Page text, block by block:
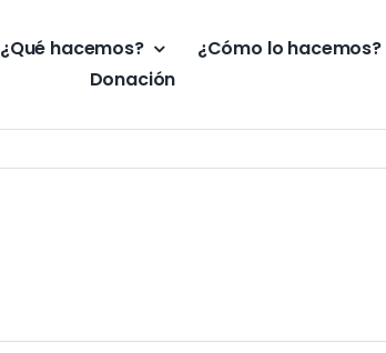
¿Qué hacemos? ¿Cómo lo hacemos?
Donación